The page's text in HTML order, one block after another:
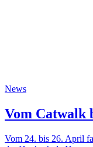
News
Vom Catwalk
Vom 24. bis 26. April